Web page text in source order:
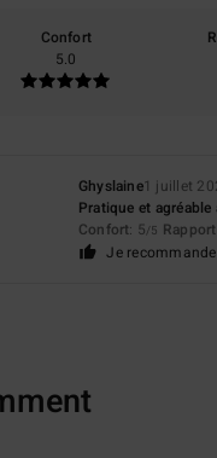
Confort
5.0
Ghyslaine1 juillet
Pratique et agréable
Confort: 5/5
Je